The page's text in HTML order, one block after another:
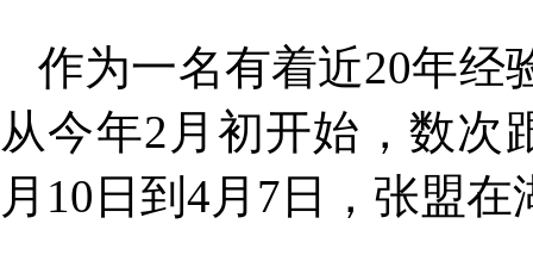
作为一名有着近20年经
从今年2月初开始，数次
月10日到4月7日，张盟